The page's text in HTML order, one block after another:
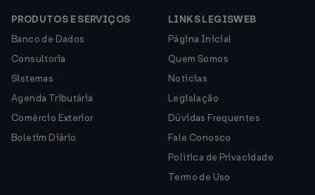
PRODUTOS E SERVIÇOS
Banco de Dados
Consultoria
Sistemas
Agenda Tributária
Comércio Exterior
Boletim Diário
LINKS LEGISWEB
Página Inicial
Quem Somos
Notícias
Legislação
Dúvidas Frequentes
Fale Conosco
Política de Privacidade
Termo de Uso